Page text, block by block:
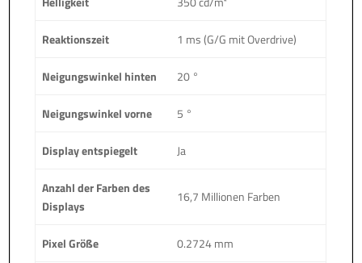
Reaktionszeit 1 ms (G/G mit Overdrive)
Neigungswinkel hinten 20 °
Neigungswinkel vorne 5 °
Display entspiegelt Ja
Anzahl der Farben des
Displays
16,7 Millionen Farben
Pixel Größe 0.2724 mm